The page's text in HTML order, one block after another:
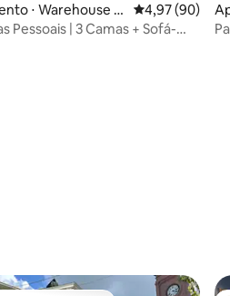
de 5, 80 avaliações
⋅ Warehouse Di
4,97 de uma
4,97 (90)
Pessoais | 3 Camas + Sofá-
er